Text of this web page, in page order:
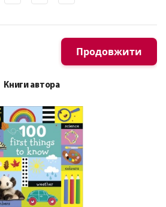
Продовжити
Книги автора